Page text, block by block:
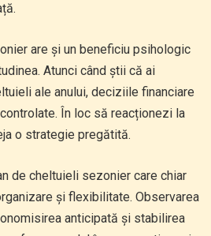
are și un beneficiu psihologic
Atunci când știi că ai
ale anului, deciziile financiare
În loc să reacționezi la
o strategie pregătită.
de cheltuieli sezonier care chiar
și flexibilitate. Observarea
anticipată și stabilirea